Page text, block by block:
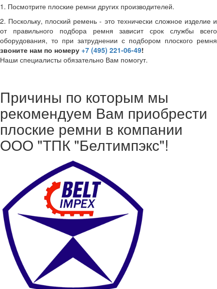
1. Посмотрите плоские ремни других производителей.
2. Поскольку, плоский ремень - это технически сложное изделие и
от правильного подбора ремня зависит срок службы всего
оборудования, то при затруднении с подбором плоского ремня
звоните нам по номеру +7 (495) 221-06-49!
Наши специалисты обязательно Вам помогут.
Причины по которым мы
рекомендуем Вам приобрести
плоские ремни в компании
ООО "ТПК "Белтимпэкс"!